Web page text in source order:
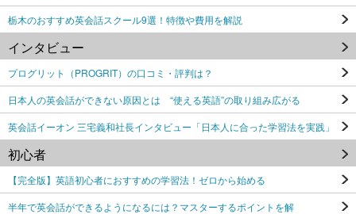
栃木のおすすめ英会話スクール9選！特徴や費用を解説
インタビュー
プログリット（PROGRIT）の口コミ・評判は？
日本人の英会話ができない原因とは “使える英語”の取り組み広がる
英会話イーオン 三宅義和社長インタビュー「日本人に合った学習法を実践」
初心者
【完全版】英語初心者におすすめの学習法！ゼロから始める
半年で英会話ができるようになるには？マスターするポイントを解